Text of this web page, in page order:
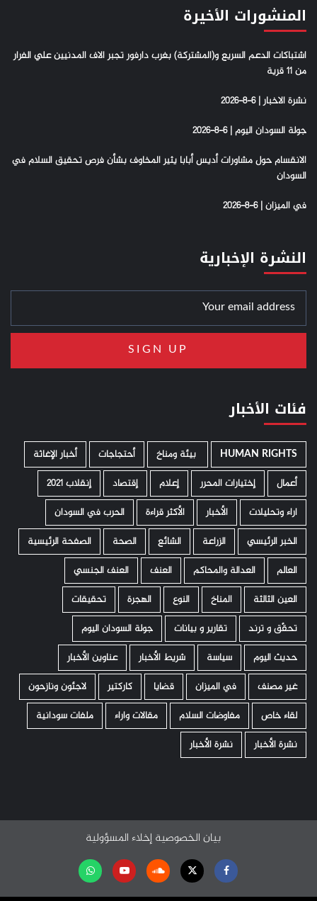
المنشورات الأخيرة
اشتباكات الدعم السريع و(المشتركة) بغرب دارفور تجبر الاف المدنيين علي الفرار
من 11 قرية
نشرة الاخبار | 6-8-2026
جولة السودان اليوم | 6-8-2026
الانقسام حول مشاورات أديس أبابا يثير المخاوف بشأن فرص تحقيق السلام في
السودان
في الميزان | 6-8-2026
النشرة الإخبارية
فئات الأخبار
HUMAN RIGHTS ­ بيئة ومناخ أحتجاجات
أخبار الإغاثة
أعمال
إختيارات المحرر إعلام إقتصاد
إنقلاب 2021
اراء وتحليلات
الأخبار الأكثر قراءة
الحرب في السودان
الخبر الرئيسي
الزراعة الشائع الصحة
الصفحة الرئيسية
العالم
العدالة والمحاكم العنف
العنف الجنسي
العين الثالثة
المناخ النوع الهجرة
تحقيقات
تحقّق و ترند
تقارير و بيانات
جولة السودان اليوم
حديث اليوم
سياسة شريط الأخبار
عناوين الأخبار
غير مصنف
في الميزان قضايا كاركتير
لاجئون ونازحون
لقاء خاص
مفاوضات السلام مقالات واراء
ملفات سودانية
نشرة الأخبار
نشرة الأخبار
بيان الخصوصية إخلاء المسؤولية
Facebook
Twitter
Soundcloud
Youtubeتابعنا